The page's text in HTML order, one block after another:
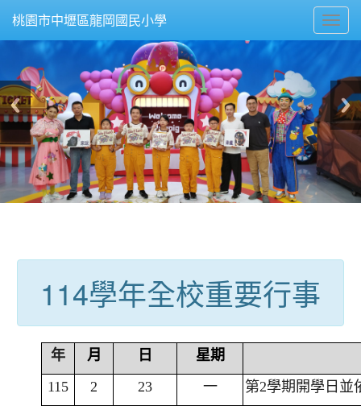
桃園市中壢區龍岡國民小學
114學年全校重要行事
年 月 日
星期
115
2 23 一
第2學期開學日並